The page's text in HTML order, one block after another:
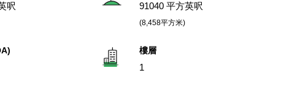
呎
91040 平方英呎
(8,458平方米)
樓層
1